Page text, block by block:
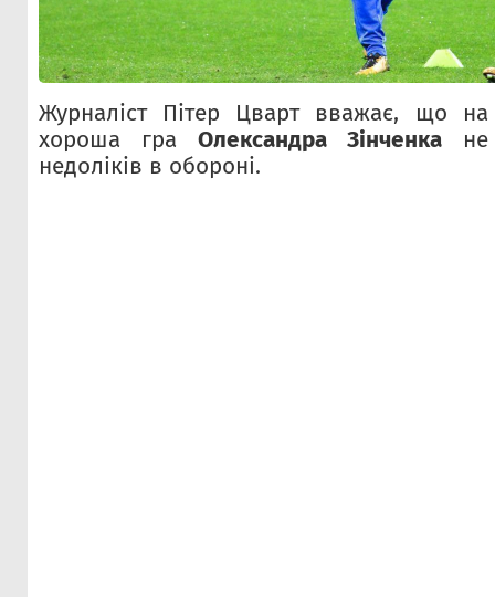
Журналіст Пітер Цварт вважає, що
хороша гра Олександра Зінченка не
недоліків в обороні.